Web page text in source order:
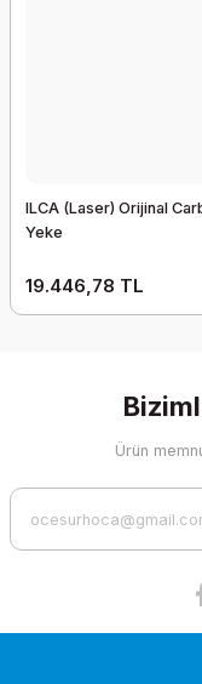
ILCA (Laser) Orijinal
Yeke
19.446,78 TL
Ürün